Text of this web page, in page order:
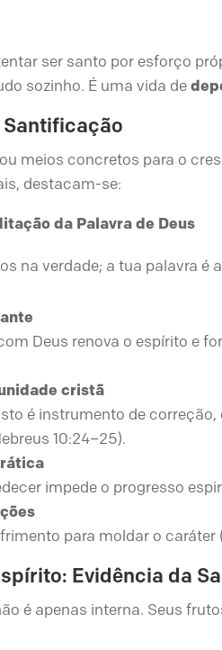
ser santo por esforço
sozinho. É uma vida de
Santificação
meios concretos para o
destacam-se:
da Palavra de Deus
na verdade; a tua palavra é a
Deus renova o espírito e
cristã
é instrumento de
10:24–25).
impede o progresso
para moldar o caráter
Evidência da
é apenas interna. Seus